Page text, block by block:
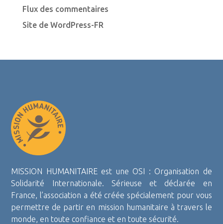
Flux des commentaires
Site de WordPress-FR
MISSION HUMANITAIRE est une OSI : Organisation de
Solidarité Internationale. Sérieuse et déclarée en
France, l’association a été créée spécialement pour vous
permettre de partir en mission humanitaire à travers le
monde, en toute confiance et en toute sécurité.